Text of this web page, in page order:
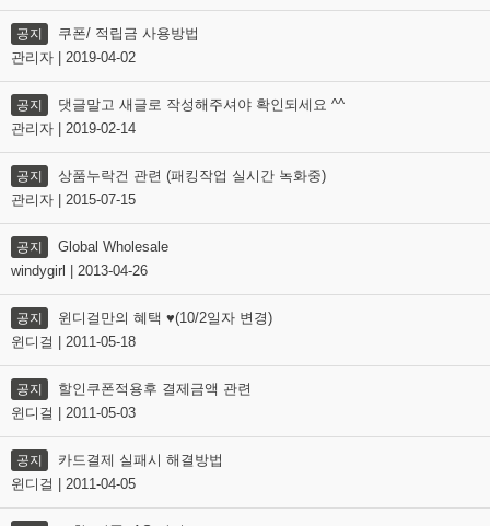
공지
쿠폰/ 적립금 사용방법
관리자 | 2019-04-02
공지
댓글말고 새글로 작성해주셔야 확인되세요 ^^
관리자 | 2019-02-14
공지
상품누락건 관련 (패킹작업 실시간 녹화중)
관리자 | 2015-07-15
공지
Global Wholesale
windygirl | 2013-04-26
공지
윈디걸만의 혜택 ♥(10/2일자 변경)
윈디걸 | 2011-05-18
공지
할인쿠폰적용후 결제금액 관련
윈디걸 | 2011-05-03
공지
카드결제 실패시 해결방법
윈디걸 | 2011-04-05